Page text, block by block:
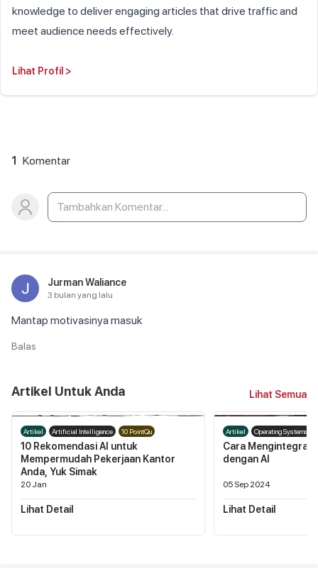
knowledge to deliver engaging articles that drive traffic and
meet audience needs effectively.
Lihat Profil >
1 Komentar
Jurman Waliance
3 bulan yang lalu
Balas
Artikel Untuk Anda Lihat Semua
Artikel Artificial Intelligence 10 PointQu
10 Rekomendasi AI untuk
Mempermudah Pekerjaan Kantor
Anda, Yuk Simak
20 Jan
Lihat Detail
Artikel Operating Systems
Cara
dengan AI
05 Sep 2024
Lihat Detail